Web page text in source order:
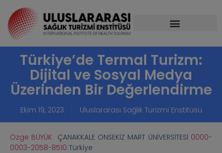
Türkiye’de Termal Turizm:
Dijital ve Sosyal Medya
Üzerinden Bir Değerlendirme
Ekim 19, 2023 Uluslararası Sağlık Turizmi Enstitüsü
Özge BÜYÜK ÇANAKKALE ONSEKİZ MART ÜNİVERSİTESİ 0000-
0003-2058-8510 Türkiye